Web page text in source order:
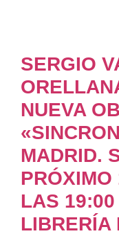
SERGIO
NUEVA
MADRID.
PRÓXIMO
LAS
LIBRERÍA